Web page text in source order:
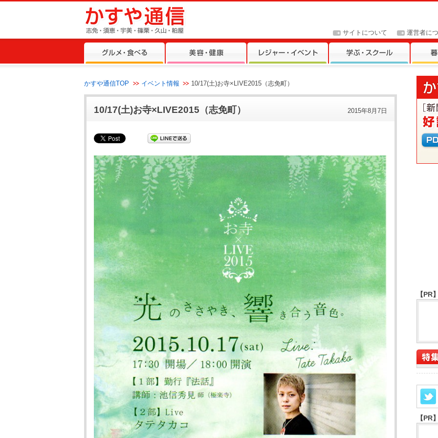
運営者に
サイトについて
かすや通信TOP イベント情報 10/17(土)お寺×LIVE2015（志免町）
10/17(土)お寺×LIVE2015（志免町） 2015年8月7日
【PR
【PR